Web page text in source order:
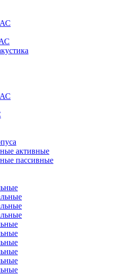
АС
АС
активные
пассивные